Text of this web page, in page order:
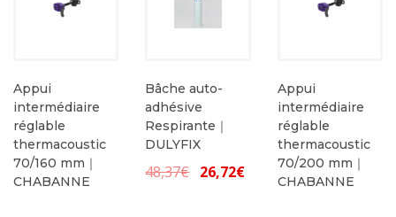
Appui
intermédiaire
réglable
thermacoustic
70/160 mm｜
CHABANNE
Bâche auto-
adhésive
Respirante｜
DULYFIX
48,37€ Le
26,72€Le
Appui
intermédiaire
réglable
thermacoustic
70/200 mm｜
CHABANNE